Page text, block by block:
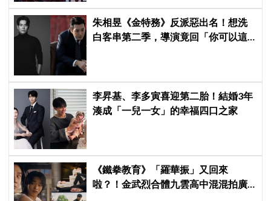
朱相昱《金特務》反派惡出名！想洗
白客串第二季，導演竟回「你可以這
李昇基、李多寅喜迎第二胎！結婚3年
湊成「一兒一女」的幸福四口之家
《鐵拳教育》「羅華振」又回來
啦？！金武烈合體九雲高中混混拍廣